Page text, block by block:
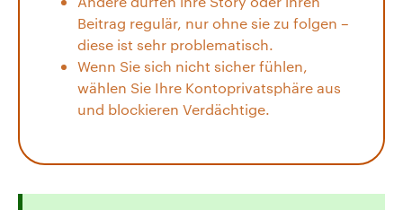
Beitrag regulär, nur ohne sie zu folgen –
diese ist sehr problematisch.
Wenn Sie sich nicht sicher fühlen,
wählen Sie Ihre Kontoprivatsphäre aus
und blockieren Verdächtige.